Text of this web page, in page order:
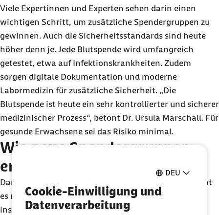
DEU
Cookie-Einwilligung und
Datenverarbeitung
Viele Expertinnen und Experten sehen darin einen
wichtigen Schritt, um zusätzliche Spendergruppen zu
gewinnen. Auch die Sicherheitsstandards sind heute
höher denn je. Jede Blutspende wird umfangreich
getestet, etwa auf Infektionskrankheiten. Zudem
sorgen digitale Dokumentation und moderne
Labormedizin für zusätzliche Sicherheit. „Die
Blutspende ist heute ein sehr kontrollierter und sicherer
medizinischer Prozess“, betont Dr. Ursula Marschall. Für
gesunde Erwachsene sei das Risiko minimal.
Wie neue Spendergruppen
erreicht werden können
Damit die Versorgung langfristig stabil bleibt, braucht
es mehr Erstspenderinnen und Erstspender,
insbesondere jüngere Menschen. Aktionen an